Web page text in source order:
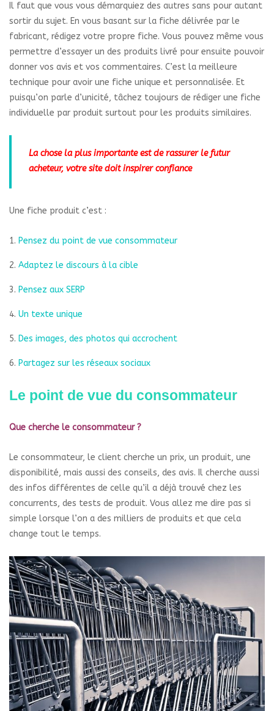
Il faut que vous vous démarquiez des autres sans pour autant
sortir du sujet. En vous basant sur la fiche délivrée par le
fabricant, rédigez votre propre fiche. Vous pouvez même vous
permettre d’essayer un des produits livré pour ensuite pouvoir
donner vos avis et vos commentaires. C’est la meilleure
technique pour avoir une fiche unique et personnalisée. Et
puisqu’on parle d’unicité, tâchez toujours de rédiger une fiche
individuelle par produit surtout pour les produits similaires.
La chose la plus importante est de rassurer le futur
acheteur, votre site doit inspirer confiance
Une fiche produit c’est :
Pensez du point de vue consommateur
Adaptez le discours à la cible
Pensez aux SERP
Un texte unique
Des images, des photos qui accrochent
Partagez sur les réseaux sociaux
Le point de vue du consommateur
Que cherche le consommateur ?
Le consommateur, le client cherche un prix, un produit, une
disponibilité, mais aussi des conseils, des avis. Il cherche aussi
des infos différentes de celle qu’il a déjà trouvé chez les
concurrents, des tests de produit. Vous allez me dire pas si
simple lorsque l’on a des milliers de produits et que cela
change tout le temps.